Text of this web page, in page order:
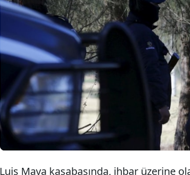
Luis Maya kasabasında, ihbar üzerine